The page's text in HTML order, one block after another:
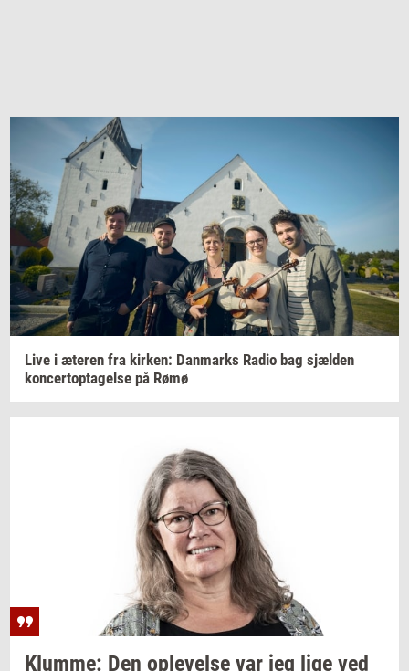
Live i æte­ren fra kir­ken: Dan­marks Radio bag sjæl­den
kon­cer­t­op­ta­gel­se på Rømø
Klum­me: Den op­le­vel­se var jeg lige ved